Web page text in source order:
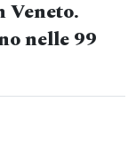
Veneto.
nelle 99